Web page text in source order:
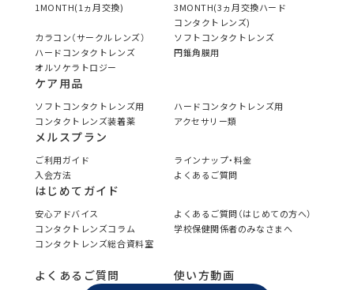
1MONTH(1ヵ月交換)
3MONTH(3ヵ月交換ハード
コンタクトレンズ)
カラコン（サークルレンズ）
ソフトコンタクトレンズ
ハードコンタクトレンズ
円錐角膜用
オルソケラトロジー
ケア用品
ソフトコンタクトレンズ用
ハードコンタクトレンズ用
コンタクトレンズ装着薬
アクセサリー類
メルスプラン
ご利用ガイド
ラインナップ・料金
入会方法
よくあるご質問
はじめてガイド
安心アドバイス
よくあるご質問（はじめての方へ）
コンタクトレンズコラム
学校保健関係者のみなさまへ
コンタクトレンズ総合資料室
よくあるご質問 使い方動画